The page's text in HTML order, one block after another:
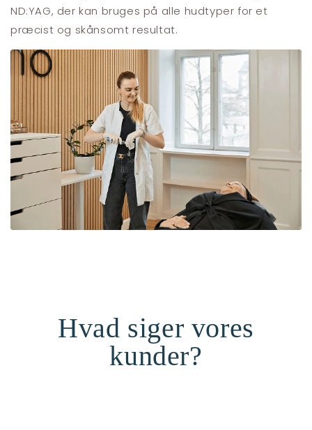
ND:YAG, der kan bruges på alle hudtyper for et
præcist og skånsomt resultat.
Hvad siger vores
kunder?